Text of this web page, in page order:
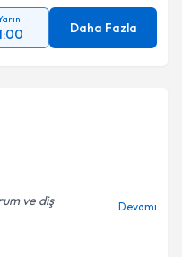
Daha Fazla
ve diş
Devamı